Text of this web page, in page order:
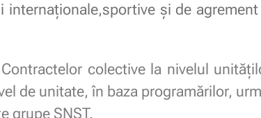
şi de
colective la nivelul
de unitate, în baza programărilor,
grupe SNST.